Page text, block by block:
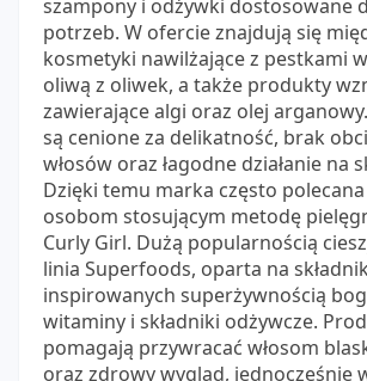
szampony i odżywki dostosowane
potrzeb. W ofercie znajdują się
kosmetyki nawilżające z pestkami
oliwą z oliwek, a także produkty
zawierające algi oraz olej
są cenione za delikatność, brak
włosów oraz łagodne działanie na
Dzięki temu marka często
osobom stosującym metodę
Curly Girl. Dużą popularnością
linia Superfoods, oparta na
inspirowanych superżywnością
witaminy i składniki odżywcze.
pomagają przywracać włosom
oraz zdrowy wygląd, jednocześnie